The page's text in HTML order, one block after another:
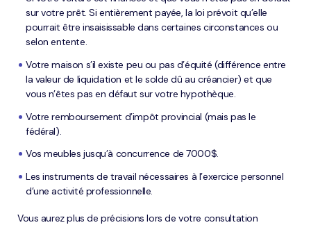
sur votre prêt. Si entièrement payée, la loi prévoit qu’elle
pourrait être insaisissable dans certaines circonstances ou
selon entente.
Votre maison s’il existe peu ou pas d’équité (différence entre
la valeur de liquidation et le solde dû au créancier) et que
vous n’êtes pas en défaut sur votre hypothèque.
Votre remboursement d’impôt provincial (mais pas le
fédéral).
Vos meubles jusqu’à concurrence de 7000$.
Les instruments de travail nécessaires à l’exercice personnel
d’une activité professionnelle.
Vous aurez plus de précisions lors de votre consultation